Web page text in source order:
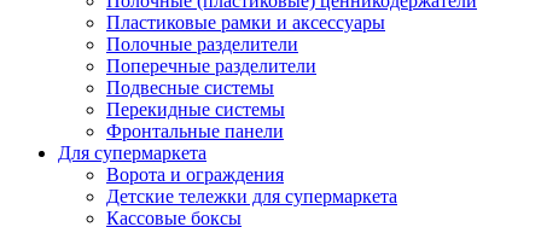
Пластиковые рамки и аксессуары
Полочные разделители
Поперечные разделители
Подвесные системы
Перекидные системы
Фронтальные панели
Для супермаркета
Ворота и ограждения
Детские тележки для супермаркета
Кассовые боксы